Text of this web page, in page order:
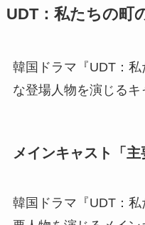
UDT：私たちの町
韓国ドラマ『UDT：
な登場人物を演じるキ
メインキャスト「主
韓国ドラマ『UDT：